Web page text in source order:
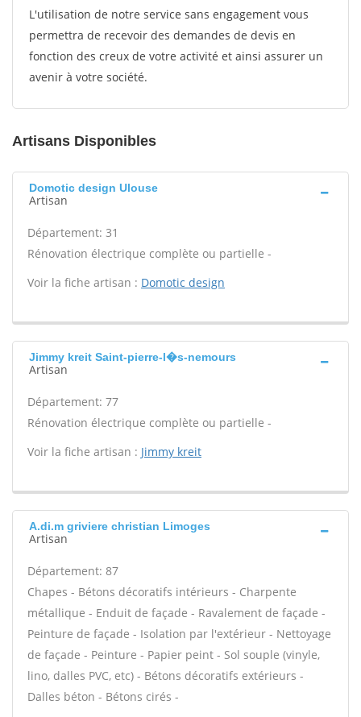
L'utilisation de notre service sans engagement vous
permettra de recevoir des demandes de devis en
fonction des creux de votre activité et ainsi assurer un
avenir à votre société.
Artisans Disponibles
Domotic design Ulouse
Artisan
Département: 31
Rénovation électrique complète ou partielle -
Voir la fiche artisan : Domotic design
Jimmy kreit Saint-pierre-l�s-nemours
Artisan
Département: 77
Rénovation électrique complète ou partielle -
Voir la fiche artisan : Jimmy kreit
A.di.m griviere christian Limoges
Artisan
Département: 87
Chapes - Bétons décoratifs intérieurs - Charpente
métallique - Enduit de façade - Ravalement de façade -
Peinture de façade - Isolation par l'extérieur - Nettoyage
de façade - Peinture - Papier peint - Sol souple (vinyle,
lino, dalles PVC, etc) - Bétons décoratifs extérieurs -
Dalles béton - Bétons cirés -